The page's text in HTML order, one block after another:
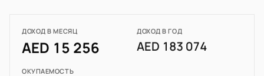
ДОХОД В МЕСЯЦ
AED 15 256
ДОХОД В ГОД
AED 183 074
ОКУПАЕМОСТЬ